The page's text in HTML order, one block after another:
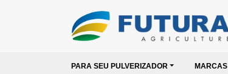
PARA SEU PULVERIZADOR MARCAS